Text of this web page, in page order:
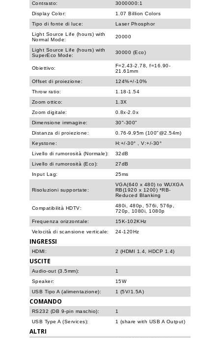
Contrasto:
3000000:1
Display Color:
1.07 Billion Colors
Tipo di fonte di luce:
Laser Phosphor
Light Source Life (hours) with
Normal Mode:
20000
Light Source Life (hours) with
SuperEco Mode:
30000 (Eco)
Obiettivo:
F=2.43-2.78, f=16.90-
21.61mm
Offset di proiezione:
124%+/-10%
Throw ratio:
1.18-1.54
Zoom ottico:
1.3X
Zoom digitale:
0.8x-2.0x
Dimensione immagine:
30"-300"
Distanza di proiezione:
0.76-9.95m (100"@2.54m)
Keystone:
H:+/-30° , V:+/-30°
Livello di rumorosità (Normale):
32dB
Livello di rumorosità (Eco):
27dB
Input Lag:
25ms
Risoluzioni supportate:
VGA(640 x 480) to WUXGA
RB(1920 x 1200) *RB-
Reduced Blanking
Compatibilità HDTV:
480i, 480p, 576i, 576p,
720p, 1080i, 1080p
Frequenza orizzontale:
15K-102KHz
Velocità di scansione verticale:
24-120Hz
INGRESSI
HDMI: 2 (HDMI 1.4, HDCP 1.4)
USCITE
Audio-out (3.5mm):
1
Speaker:
15W
USB Tipo A (alimentazione):
1 (5V/1.5A)
COMANDO
RS232 (DB 9-pin maschio):
1
USB Type A (Services):
1 (share with USB A Output)
ALTRI